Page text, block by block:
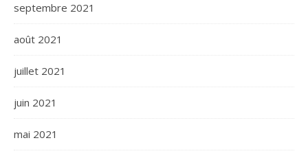
septembre 2021
août 2021
juillet 2021
juin 2021
mai 2021